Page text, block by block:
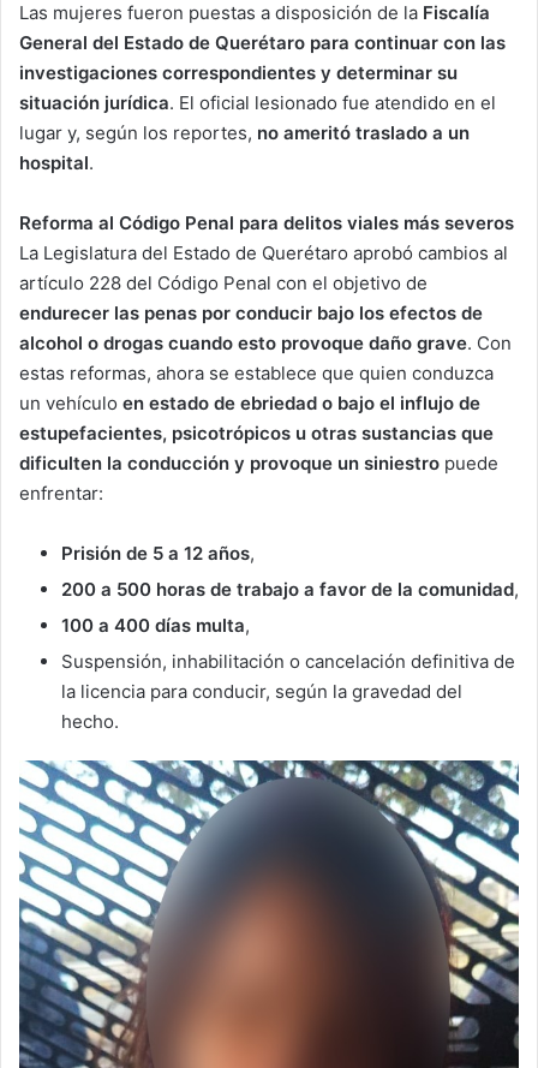
Las mujeres fueron puestas a disposición de la Fiscalía
General del Estado de Querétaro para continuar con las
investigaciones correspondientes y determinar su
situación jurídica. El oficial lesionado fue atendido en el
lugar y, según los reportes, no ameritó traslado a un
hospital.
Reforma al Código Penal para delitos viales más severos
La Legislatura del Estado de Querétaro aprobó cambios al
artículo 228 del Código Penal con el objetivo de
endurecer las penas por conducir bajo los efectos de
alcohol o drogas cuando esto provoque daño grave. Con
estas reformas, ahora se establece que quien conduzca
un vehículo en estado de ebriedad o bajo el influjo de
estupefacientes, psicotrópicos u otras sustancias que
dificulten la conducción y provoque un siniestro puede
enfrentar:
Prisión de 5 a 12 años,
200 a 500 horas de trabajo a favor de la comunidad,
100 a 400 días multa,
Suspensión, inhabilitación o cancelación definitiva de
la licencia para conducir, según la gravedad del
hecho.